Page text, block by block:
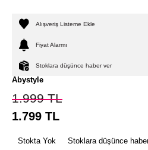
Alışveriş Listeme Ekle
Fiyat Alarmı
Stoklara düşünce haber ver
Abystyle
1.999TL
1.799 TL
Stokta Yok Stoklara düşünce